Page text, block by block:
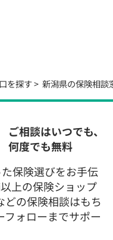
を探す 新潟県の保険相談
ご相談はいつでも、
何度でも無料
保険選びをお手伝
上の保険ショップ
どの保険相談はもち
ォローまでサポー